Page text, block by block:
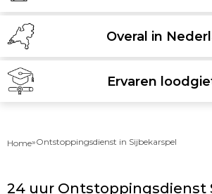
Overal in
Ervaren
Home»Ontstoppingsdienst in Sijbekarspel
24 uur Ontstoppingsdienst